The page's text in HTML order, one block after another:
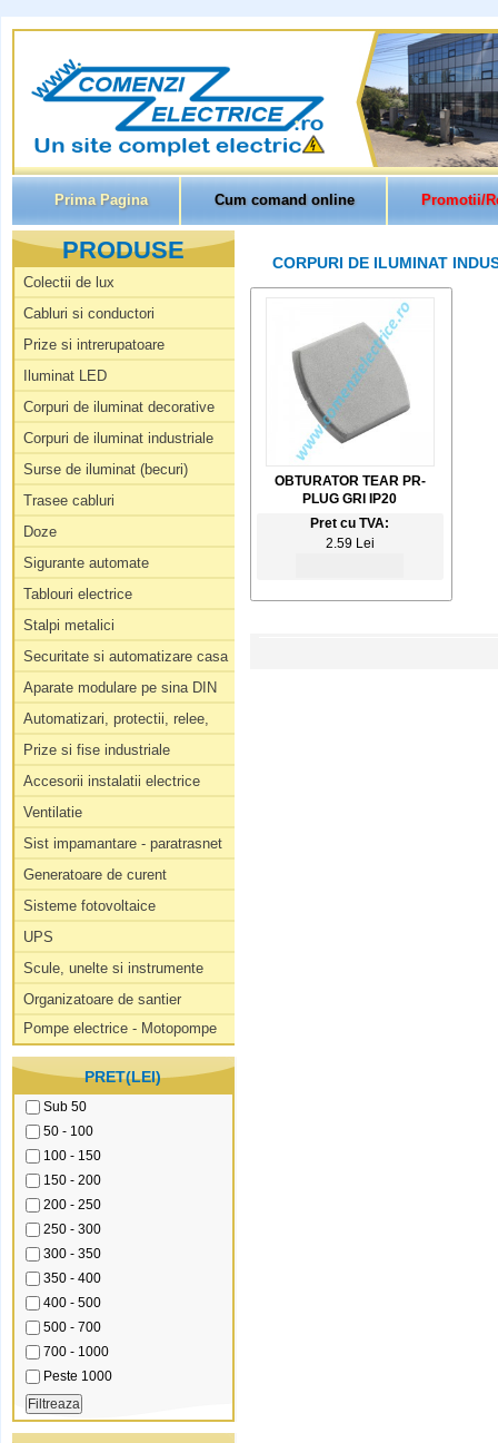
Prima Pagina Cum comand online Promotii/
PRODUSE
Colectii de lux
Cabluri si conductori
Prize si intrerupatoare
Iluminat LED
Corpuri de iluminat decorative
Corpuri de iluminat industriale
Surse de iluminat (becuri)
Trasee cabluri
Doze
Sigurante automate
Tablouri electrice
Stalpi metalici
Securitate si automatizare casa
Aparate modulare pe sina DIN
Automatizari, protectii, relee,
Prize si fise industriale
Accesorii instalatii electrice
Ventilatie
Sist impamantare - paratrasnet
Generatoare de curent
Sisteme fotovoltaice
UPS
Scule, unelte si instrumente
Organizatoare de santier
Pompe electrice - Motopompe
PRET(LEI)
Sub 50
50 - 100
100 - 150
150 - 200
200 - 250
250 - 300
300 - 350
350 - 400
400 - 500
500 - 700
700 - 1000
Peste 1000
CORPURI DE ILUMINAT
OBTURATOR TEAR PR-
PLUG GRI IP20
Pret cu TVA:
2.59 Lei